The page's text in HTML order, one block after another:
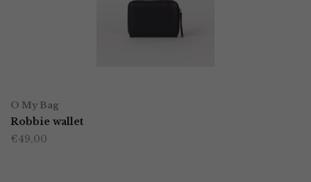
product
heeft
O My Bag
Robbie wallet
€49,00